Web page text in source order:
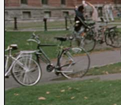
Wissen
Cannabis Wirkung
Medizinisches Cannabis